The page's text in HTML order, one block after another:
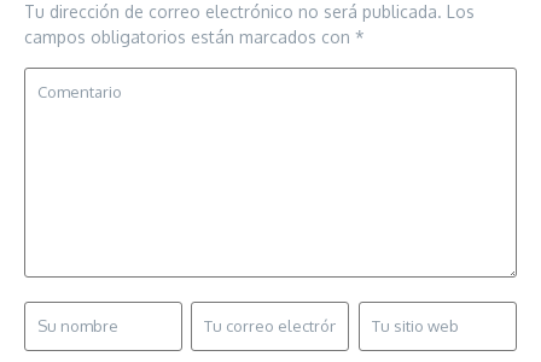
Tu dirección de correo electrónico no será publicada. Los
campos obligatorios están marcados con *